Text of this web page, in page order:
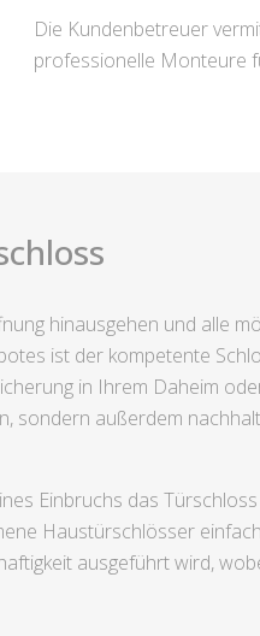
Die Kundenbetreuer
professionelle Monteure
hinausgehen und alle
ist der kompetente
in Ihrem Daheim
sondern außerdem
Einbruchs das Türschloss
Haustürschlösser
ausgeführt wird,